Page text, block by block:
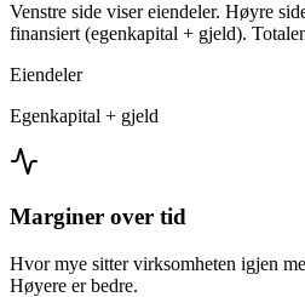
Venstre side viser eiendeler. Høyre
finansiert (egenkapital + gjeld).
Eiendeler
Egenkapital + gjeld
Marginer over tid
Hvor mye sitter virksomheten igjen
Høyere er bedre.